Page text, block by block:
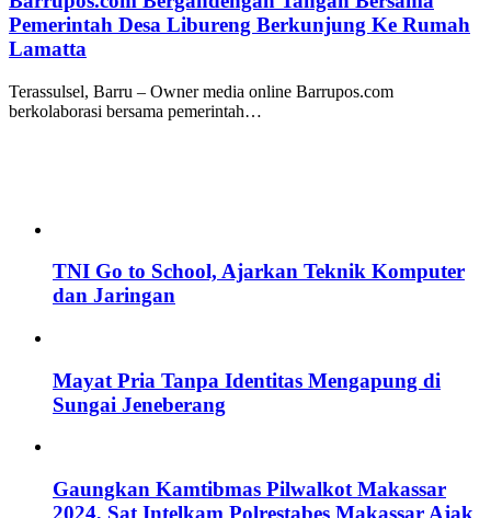
Pemerintah Desa Libureng Berkunjung Ke Rumah
Lamatta
Terassulsel, Barru – Owner media online Barrupos.com
berkolaborasi bersama pemerintah…
TNI Go to School, Ajarkan Teknik Komputer
dan Jaringan
Mayat Pria Tanpa Identitas Mengapung di
Sungai Jeneberang
Gaungkan Kamtibmas Pilwalkot Makassar
2024, Sat Intelkam Polrestabes Makassar Ajak